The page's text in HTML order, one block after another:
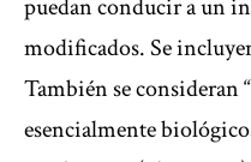
puedan conducir a un
modificados. Se
También se consideran
esencialmente